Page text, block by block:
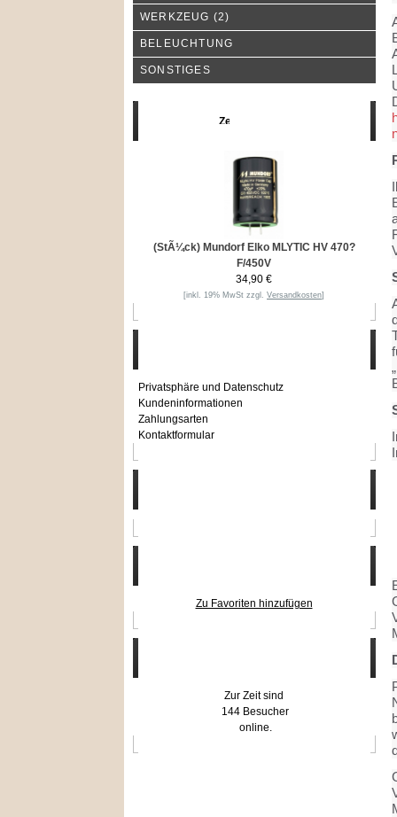
WERKZEUG (2)
BELEUCHTUNG
SONSTIGES
(StÃ¼ck) Mundorf Elko MLYTIC HV 470?
F/450V
34,90 €
[inkl. 19% MwSt zzgl. Versandkosten]
Privatsphäre und Datenschutz
Kundeninformationen
Zahlungsarten
Kontaktformular
Zu Favoriten hinzufügen
Zur Zeit sind
144 Besucher
online.